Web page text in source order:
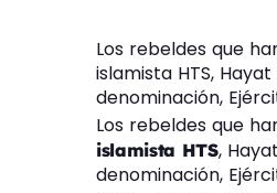
Los rebeldes que
islamista HTS,
denominación,
Los rebeldes que
islamista HTS,
denominación,